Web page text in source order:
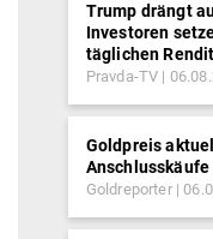
Trump drängt
Investoren
täglichen
Pravda-TV
Goldpreis
Goldreporter